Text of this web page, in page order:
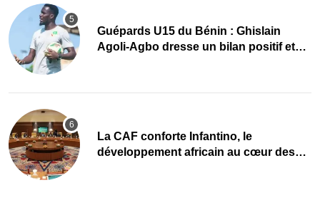
Guépards U15 du Bénin : Ghislain
Agoli-Agbo dresse un bilan positif et
La CAF conforte Infantino, le
développement africain au cœur des